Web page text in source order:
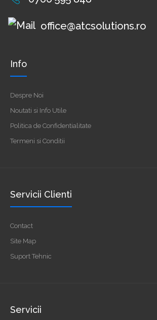
office@atcsolutions.ro
Info
Despre Noi
Noutati si Info Utile
Politica de Confidentialitate
Termeni si Conditii
Servicii Clienti
Contact
Site Map
Suport Tehnic
Servicii